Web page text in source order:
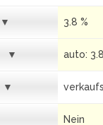
3.8 %
auto:
Nein